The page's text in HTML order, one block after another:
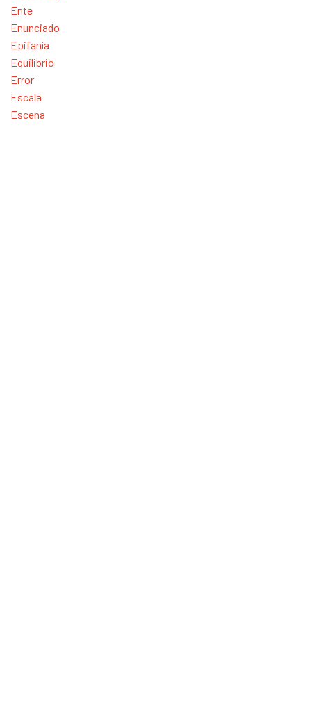
Ente
Enunciado
Epifanía
Equilibrio
Error
Escala
Escena